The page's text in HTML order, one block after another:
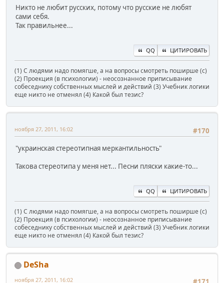
Никто не любит русских, потому что русские не любят
сами себя.
Так правильнее...
QQ ЦИТИРОВАТЬ
(1) С людями надо помягше, а на вопросы смотреть поширше (с)
(2) Проекция (в психологии) - неосознанное приписывание
собеседнику собственных мыслей и действий (3) Учебник логики
еще никто не отменял (4) Какой был тезис?
#170
ноября 27, 2011, 16:02
"украинская стереотипная меркантильность"
Такова стереотипа у меня нет... Песни пляски какие-то...
QQ ЦИТИРОВАТЬ
(1) С людями надо помягше, а на вопросы смотреть поширше (с)
(2) Проекция (в психологии) - неосознанное приписывание
собеседнику собственных мыслей и действий (3) Учебник логики
еще никто не отменял (4) Какой был тезис?
DeSha
ноября 27, 2011, 16:02